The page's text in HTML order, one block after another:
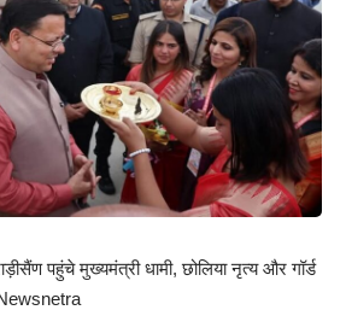
पहुंचे मुख्यमंत्री धामी, छोलिया नृत्य और गॉर्ड